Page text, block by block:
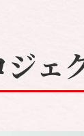
ジェ